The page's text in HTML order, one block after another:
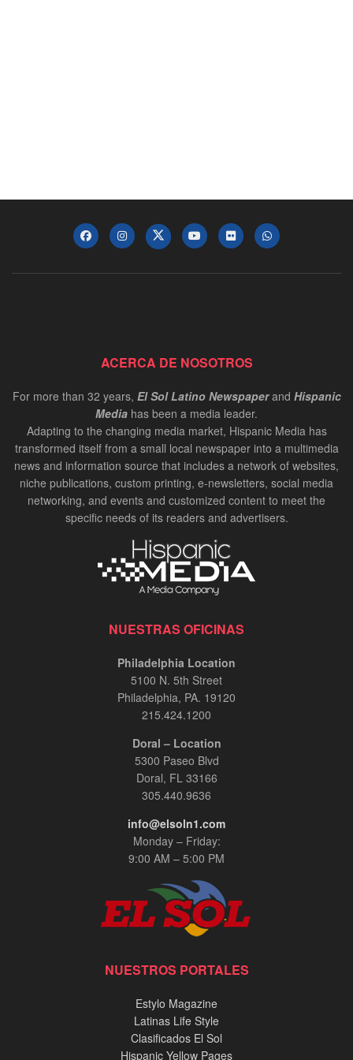
ACERCA DE NOSOTROS
For more than 32 years, El Sol Latino Newspaperand Hispanic
Media has been a media leader.
Adapting to the changing media market, Hispanic Media has
transformed itself from a small local newspaper into a multimedia
news and information source that includes a network of websites,
niche publications, custom printing, e-newsletters, social media
networking, and events and customized content to meet the
specific needs of its readers and advertisers.
NUESTRAS OFICINAS
Philadelphia Location
5100 N. 5th Street
Philadelphia, PA. 19120
215.424.1200
Doral – Location
5300 Paseo Blvd
Doral, FL 33166
305.440.9636
info@elsoln1.com
Monday – Friday:
9:00 AM – 5:00 PM
NUESTROS PORTALES
Estylo Magazine
Latinas Life Style
Clasificados El Sol
Hispanic Yellow Pages